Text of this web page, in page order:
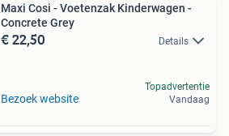
Maxi Cosi - Voetenzak Kinderwagen -
Concrete Grey
€ 22,50 Details
Bezoek website
Topadvertentie
Vandaag